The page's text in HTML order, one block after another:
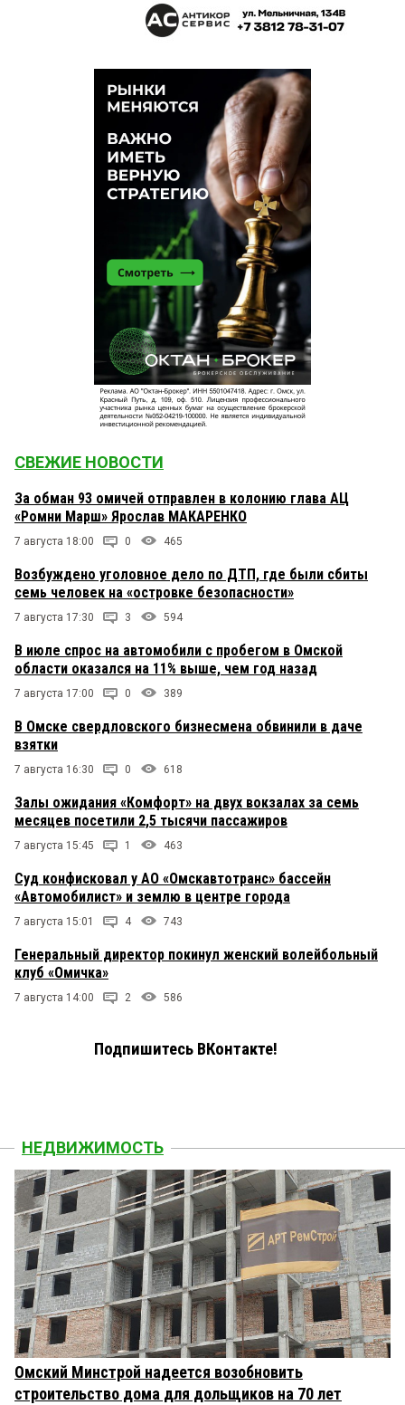
СВЕЖИЕ НОВОСТИ
За обман 93 омичей отправлен в колонию глава АЦ
«Ромни Марш» Ярослав МАКАРЕНКО
7 августа 18:00 0 465
Возбуждено уголовное дело по ДТП, где были сбиты
семь человек на «островке безопасности»
7 августа 17:30 3 594
В июле спрос на автомобили с пробегом в Омской
области оказался на 11% выше, чем год назад
7 августа 17:00 0 389
В Омске свердловского бизнесмена обвинили в даче
взятки
7 августа 16:30 0 618
Залы ожидания «Комфорт» на двух вокзалах за семь
месяцев посетили 2,5 тысячи пассажиров
7 августа 15:45 1 463
Суд конфисковал у АО «Омскавтотранс» бассейн
«Автомобилист» и землю в центре города
7 августа 15:01 4 743
Генеральный директор покинул женский волейбольный
клуб «Омичка»
7 августа 14:00 2 586
Подпишитесь ВКонтакте!
НЕДВИЖИМОСТЬ
Омский Минстрой надеется возобновить
строительство дома для дольщиков на 70 лет